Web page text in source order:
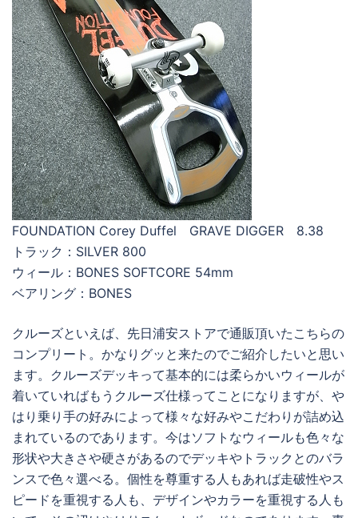
FOUNDATION Corey Duffel GRAVE DIGGER 8.38
トラック：SILVER 800
ウィール：BONES SOFTCORE 54mm
ベアリング：BONES
クルーズといえば、先日浦安ストアで通販頂いたこちらの
コンプリート。かなりグッと来たのでご紹介したいと思い
ます。クルーズデッキって基本的には柔らかいウィールが
着いていればもうクルーズ仕様ってことになりますが、や
はり乗り手の好みによって様々な好みやこだわりが詰め込
まれているのであります。今はソフトなウィールも色々な
形状や大きさや硬さがあるのでデッキやトラックとのバラ
ンスで色々選べる。個性を尊重する人もあれば走破性やス
ピードを重視する人も、デザインやカラーを重視する人も